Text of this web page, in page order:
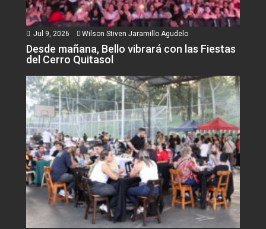
Jul 9, 2026 Wilson Stiven Jaramillo Agudelo
Desde mañana, Bello vibrará con las Fiestas
del Cerro Quitasol